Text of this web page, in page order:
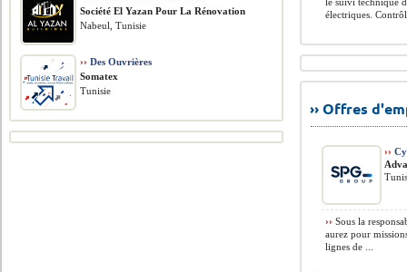
électriques.
›› Offres
››
›› Sous la
aurez pour
lignes de ...
Société El Yazan Pour La Rénovation
Nabeul, Tunisie
›› Des Ouvrières
Somatex
Tunisie